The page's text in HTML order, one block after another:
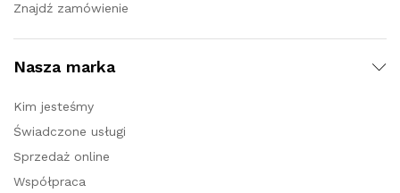
Znajdź zamówienie
Nasza marka
Kim jesteśmy
Świadczone usługi
Sprzedaż online
Współpraca